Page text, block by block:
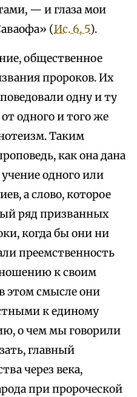
— и глаза мои
(Ис. 6, 5).
общественное
пророков. Их
одну и ту
одного и того же
Таким
как она дана
одного или
а слово, которое
ряд призванных
когда бы они ни
преемственность
к своим
этом смысле они
к единому
о чем мы говорили
главный
через века,
при пророческой